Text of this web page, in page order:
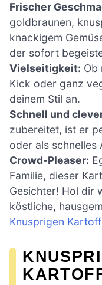
Frischer
goldbraunen,
knackigem
der sofort
Vielseitigkeit: Ob
Kick oder ganz
deinem Stil an.
Schnell und
zubereitet, ist er
oder als schnelles
Crowd-Pleaser:
Familie, dieser
Gesichter! Hol dir
köstliche,
Knusprigen